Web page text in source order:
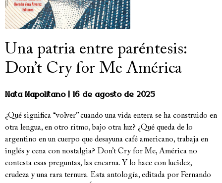
Una patria entre paréntesis:
Don’t Cry for Me América
Nata Napolitano 16 de agosto de 2025
¿Qué significa “volver” cuando una vida entera se ha construido en
otra lengua, en otro ritmo, bajo otra luz? ¿Qué queda de lo
argentino en un cuerpo que desayuna café americano, trabaja en
inglés y cena con nostalgia? Don’t Cry for Me, América no
contesta esas preguntas, las encarna. Y lo hace con lucidez,
crudeza y una rara ternura. Esta antología, editada por Fernando